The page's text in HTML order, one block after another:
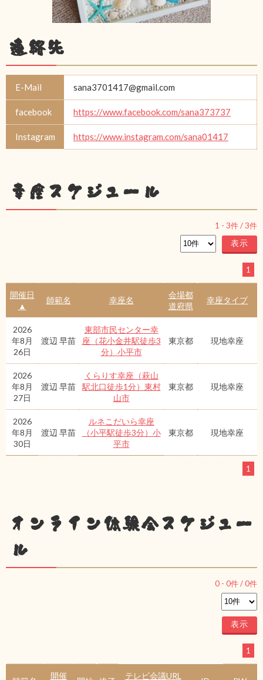
連絡先
E-Mail sana3701417@gmail.com
facebook https://www.facebook.com/sana373737
Instagram https://www.instagram.com/sana01417
幸座スケジュール
1 - 3件 /3件
1
開催日
▲
師範名 幸座名
会場都
道府県
幸座タイプ
2026
年8月
26日
渡辺 早苗
東部市民センター幸
座（花小金井駅徒歩3
分）小平市
東京都 現地幸座
2026
年8月
27日
渡辺 早苗
くらりす幸座（萩山
駅北口徒歩1分）東村
山市
東京都 現地幸座
2026
年8月
30日
渡辺 早苗
ルネこだいら幸座
（小平駅徒歩3分）小
平市
東京都 現地幸座
1
オンライン体験会スケジュー
ル
0 - 0件 /0件
1
開催 テレビ会議URL